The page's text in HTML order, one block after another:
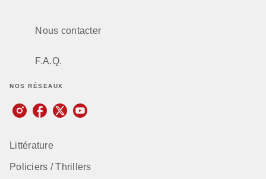
Nous contacter
F.A.Q.
NOS RÉSEAUX
Littérature
Policiers / Thrillers